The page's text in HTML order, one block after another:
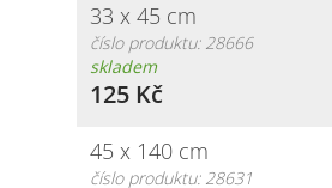
33 x 45 cm
číslo produktu: 28666
skladem
125 Kč
45 x 140 cm
číslo produktu: 28631